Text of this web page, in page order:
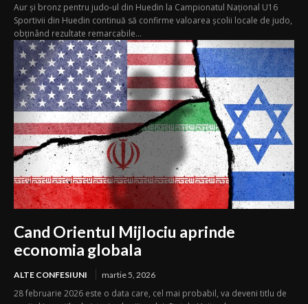
Aur și bronz pentru judo-ul din Huedin la Campionatul Național U16
Sportivii din Huedin continuă să confirme valoarea școlii locale de judo,
obținând rezultate remarcabile...
Cand Orientul Mijlociu aprinde
economia globala
ALTE CONFESIUNI martie 5, 2026
28 februarie 2026 este o data care, cel mai probabil, va deveni titlu de